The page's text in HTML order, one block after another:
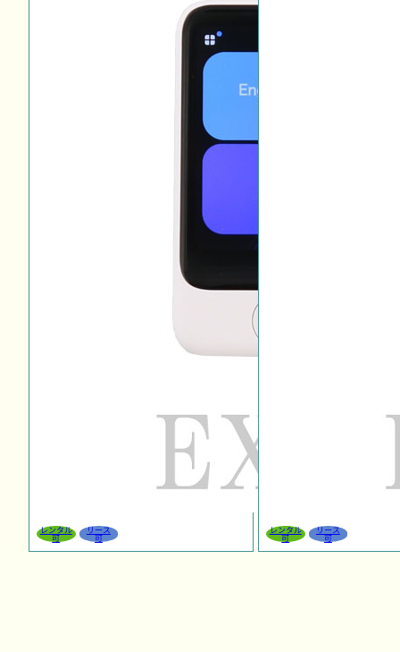
レンタル
可
リース
可
レンタル
可
リース
可